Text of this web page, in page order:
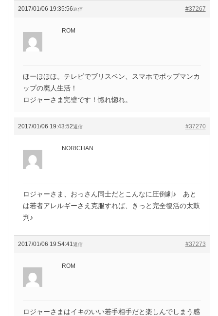
2017/01/06 19:35:56 #37267
返信
ROM
ほーほほほ。テレビでブリスベン、スマホでポップマンカ
ップの廃人生活！
ロジャーさま完璧です！惚れ惚れ。
2017/01/06 19:43:52 #37270
返信
NORICHAN
ロジャーさま、おっさん同士だとこんなに圧倒劇♪ あと
は若者アレルギーさえ克服すれば、きっと完全復活の太鼓
判♪
2017/01/06 19:54:41 #37273
返信
ROM
ロジャーさまはイキのいい若手相手だと楽しんでしまう感